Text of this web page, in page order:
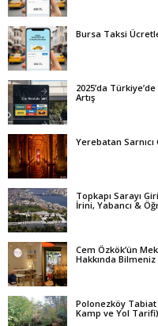
Bursa Taksi
2025’da
Artış
Yerebatan
Topkapı Sarayı
İrini, Yabancı &
Cem Özkök’ün
Hakkında
Polonezköy Tabiat
Kamp ve Yol Tarifi)